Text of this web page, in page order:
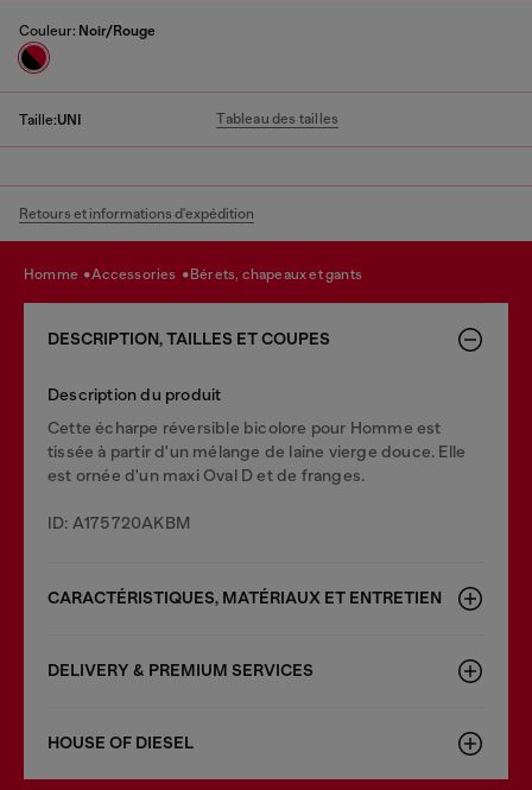
Couleur: Noir/Rouge
Taille:UNI Tableau des tailles
Retours et informations d'expédition
homme accessories bérets, chapeaux et gants
DESCRIPTION, TAILLES ET COUPES
Description du produit
Cette écharpe réversible bicolore pour Homme est
tissée à partir d'un mélange de laine vierge douce. Elle
est ornée d'un maxi Oval D et de franges.
ID: A175720AKBM
CARACTÉRISTIQUES, MATÉRIAUX ET ENTRETIEN
DELIVERY & PREMIUM SERVICES
HOUSE OF DIESEL